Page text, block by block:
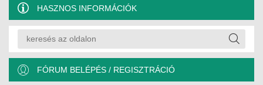
HASZNOS INFORMÁCIÓK
FÓRUM BELÉPÉS / REGISZTRÁCIÓ